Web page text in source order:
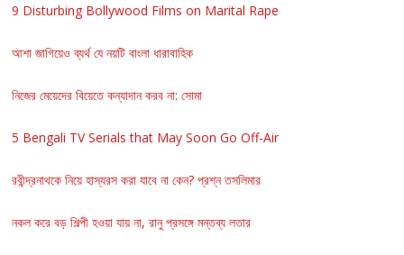
9 Disturbing Bollywood Films on Marital Rape
আশা জাগিয়েও ব্যর্থ যে নয়টি বাংলা ধারাবাহিক
নিজের মেয়েদের বিয়েতে কন্যাদান করব না: সোমা
5 Bengali TV Serials that May Soon Go Off-Air
রবীন্দ্রনাথকে নিয়ে হাস্যরস করা যাবে না কেন? প্রশ্ন তসলিমার
নকল করে বড় শিল্পী হওয়া যায় না, রানু প্রসঙ্গে মন্তব্য লতার